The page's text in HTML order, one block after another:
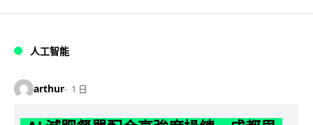
人工智能
arthur 1 日